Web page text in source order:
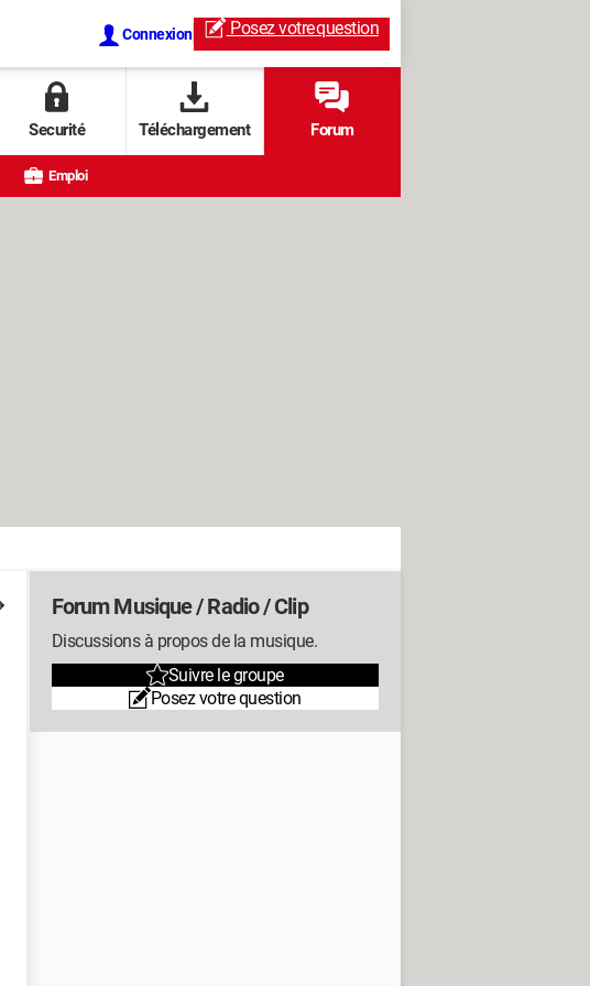
Connexion Posez votrequestion
Securité Téléchargement Forum
Emploi
Forum Musique / Radio / Clip
Discussions à propos de la musique.
Suivre le groupe
Posez votre question